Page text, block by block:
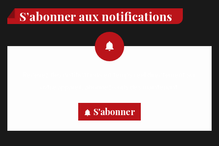
S’abonner aux notifications
S'abonner